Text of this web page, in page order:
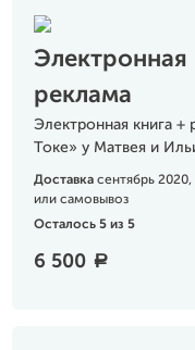
Электронная
реклама
Электронная книга +
Токе» у Матвея и
Доставка сентябрь 2020,
или самовывоз
Осталось 5 из 5
6 500 a